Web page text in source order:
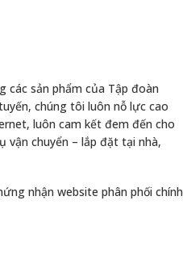
các sản phẩm của Tập đoàn
chúng tôi luôn nỗ lực cao
luôn cam kết đem đến cho
vận chuyển – lắp đặt tại nhà,
nhận website phân phối chính